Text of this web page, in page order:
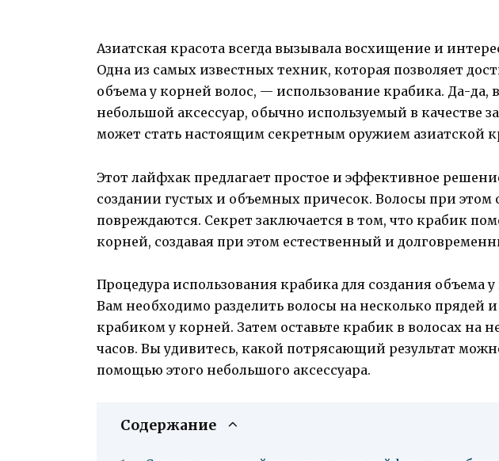
Азиатская красота всегда вызывала восхищение и
Одна из самых известных техник, которая позволяет
объема у корней волос, — использование крабика. Да-да,
небольшой аксессуар, обычно используемый в качестве
может стать настоящим секретным оружием азиатской
Этот лайфхак предлагает простое и эффективное
создании густых и объемных причесок. Волосы при этом
повреждаются. Секрет заключается в том, что крабик
корней, создавая при этом естественный и
Процедура использования крабика для создания объема
Вам необходимо разделить волосы на несколько прядей
крабиком у корней. Затем оставьте крабик в волосах на
часов. Вы удивитесь, какой потрясающий результат
помощью этого небольшого аксессуара.
Содержание